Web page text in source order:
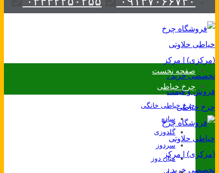
صفحه نخست
چرخ خیاطی
چرخ خیاطی خانگی
ساده
گلدوزی
سردوز
میان دوز